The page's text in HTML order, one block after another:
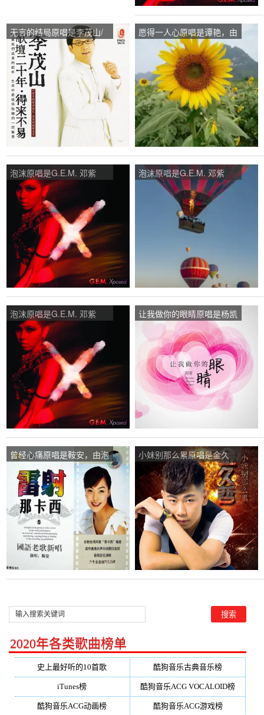
无言的结局原唱是李茂山/
林淑容，由泡沫翻唱(播
放:37)
愿得一人心原唱是谭艳，由
泡沫翻唱(播放:52)
泡沫原唱是G.E.M. 邓紫
棋，由温柔一刀翻唱(播
放:34)
泡沫原唱是G.E.M. 邓紫
棋，由婀娜多姿31翻唱(试
听次数:115)
泡沫原唱是G.E.M. 邓紫
棋，由Febeurre翻唱(试听
次数:36)
让我做你的眼睛原唱是杨凯
莉，由泡沫翻唱(试听次
数:47)
曾经心痛原唱是鞍安，由泡
沫翻唱(试听次数:152)
小妹别那么累原唱是金久
哲，由泡沫翻唱(试听次
数:73)
2020年各类歌曲榜单
史上最好听的10首歌 酷狗音乐古典音乐榜
iTunes榜 酷狗音乐ACG VOCALOID榜
酷狗音乐ACG动画榜 酷狗音乐ACG游戏榜